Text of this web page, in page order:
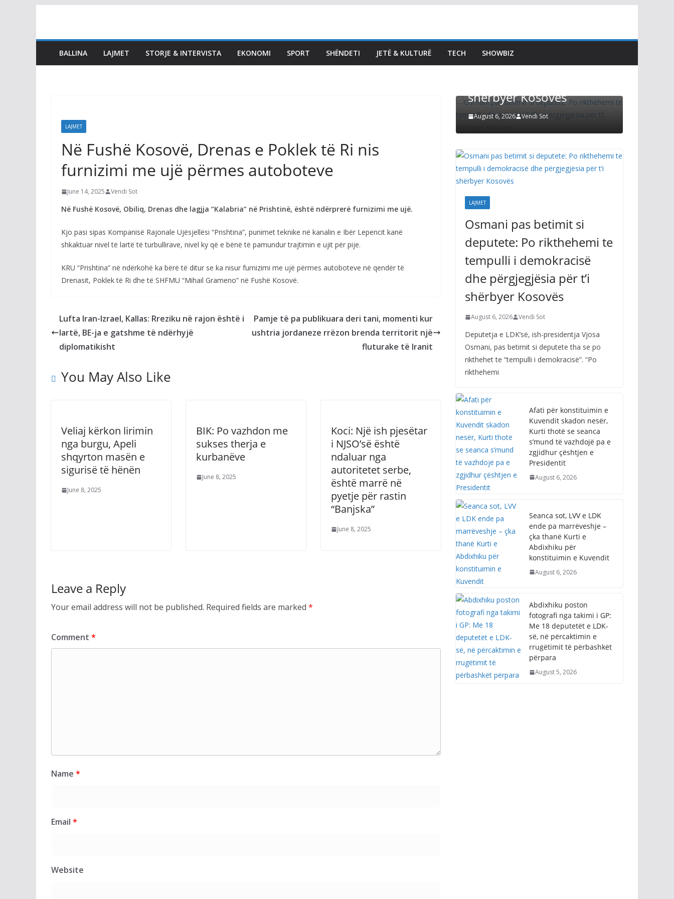
content
BALLINA LAJMET STORJE & INTERVISTA EKONOMI SPORT SHËNDETI JETË & KULTURË TECH SHOWBIZ
LAJMET
Në Fushë Kosovë, Drenas e Poklek të Ri nis
furnizimi me ujë përmes autoboteve
June 14, 2025 Vendi Sot
Në Fushë Kosovë, Obiliq, Drenas dhe lagjja “Kalabria” në Prishtinë, është ndërprerë furnizimi me ujë.
Kjo pasi sipas Kompanisë Rajonale Ujësjellësi “Prishtina”, punimet teknike në kanalin e Ibër Lepencit kanë
shkaktuar nivel të lartë të turbullirave, nivel ky që e bënë të pamundur trajtimin e ujit për pije.
KRU “Prishtina” në ndërkohë ka bërë të ditur se ka nisur furnizimi me ujë përmes autoboteve në qendër të
Drenasit, Poklek të Ri dhe të SHFMU “Mihail Grameno” në Fushë Kosovë.
Lufta Iran-Izrael, Kallas: Rreziku në rajon është i
lartë, BE-ja e gatshme të ndërhyjë
diplomatikisht
Pamje të pa publikuara deri tani, momenti kur
ushtria jordaneze rrëzon brenda territorit një
fluturake të Iranit
You May Also Like
Veliaj kërkon lirimin
nga burgu, Apeli
shqyrton masën e
sigurisë të hënën
June 8, 2025
BIK: Po vazhdon me
sukses therja e
kurbanëve
June 8, 2025
Koci: Një ish pjesëtar
i NJSO’së është
ndaluar nga
autoritetet serbe,
është marrë në
pyetje për rastin
“Banjska”
June 8, 2025
Leave a Reply
Your email address will not be published. Required fields are marked *
Comment *
Name *
Email *
Website
fotografi nga takimi i GP:
Me 18 deputetët e LDK-
së, në përcaktimin e
Osmani pas betimit si
deputete: Po rikthehemi
te tempulli i demokracisë
shërbyer Kosovës
August 6, 2026 Vendi Sot
LAJMET
Osmani pas betimit si
deputete: Po rikthehemi te
tempulli i demokracisë
dhe përgjegjësia për t’i
shërbyer Kosovës
August 6, 2026 Vendi Sot
Deputetja e LDK’së, ish-presidentja Vjosa
Osmani, pas betimit si deputete tha se po
rikthehet te “tempulli i demokracisë”. “Po
rikthehemi
Afati për konstituimin e
Kuvendit skadon nesër,
Kurti thotë se seanca
s’mund të vazhdojë pa e
zgjidhur çështjen e
Presidentit
August 6, 2026
Seanca sot, LVV e LDK
ende pa marrëveshje –
çka thanë Kurti e
Abdixhiku për
konstituimin e Kuvendit
August 6, 2026
Abdixhiku poston
fotografi nga takimi i GP:
Me 18 deputetët e LDK-
së, në përcaktimin e
rrugëtimit të përbashkët
përpara
August 5, 2026